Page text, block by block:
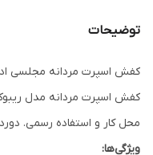
توضیحات
کفش اسپرت مردانه مجلسی
کفش اسپرت مردانه مدل
محل کار و استفاده رسمی.
ویژگی‌ها: